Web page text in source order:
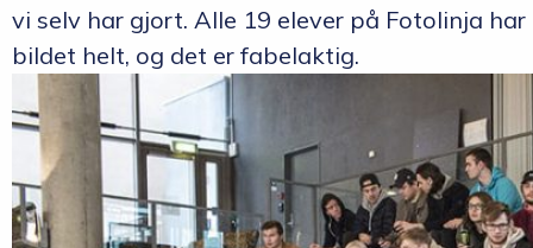
vi selv har gjort. Alle 19 elever på Fotolinja
bildet helt, og det er fabelaktig.